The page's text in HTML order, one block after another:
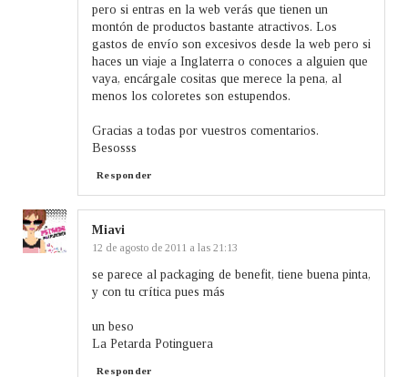
pero si entras en la web verás que tienen un
montón de productos bastante atractivos. Los
gastos de envío son excesivos desde la web pero si
haces un viaje a Inglaterra o conoces a alguien que
vaya, encárgale cositas que merece la pena, al
menos los coloretes son estupendos.
Gracias a todas por vuestros comentarios.
Besosss
Responder
Miavi
12 de agosto de 2011 a las 21:13
se parece al packaging de benefit, tiene buena pinta,
y con tu crítica pues más
un beso
La Petarda Potinguera
Responder